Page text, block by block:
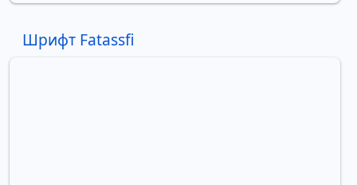
Шрифт Fatassfi